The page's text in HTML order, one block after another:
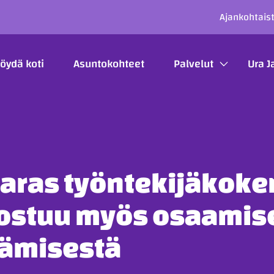
koti Asuntokohteet Palvelut Ura
myös